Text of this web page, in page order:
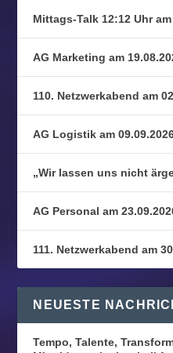
Mittags-Talk 12:12 Uhr
AG Marketing am
110. Netzwerkabend am
AG Logistik am
„Wir lassen uns nicht
AG Personal am
111. Netzwerkabend am
NEUESTE
Tempo, Talente,